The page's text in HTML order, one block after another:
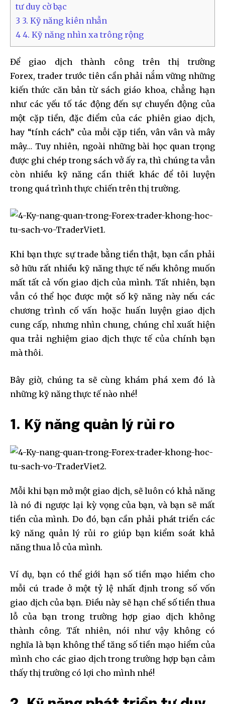
tư duy cờ bạc
3 3. Kỹ năng kiên nhẫn
4 4. Kỹ năng nhìn xa trông rộng
Để giao dịch thành công trên thị trường
Forex, trader trước tiên cần phải nắm vững những
kiến thức căn bản từ sách giáo khoa, chẳng hạn
như các yếu tố tác động đến sự chuyển động của
một cặp tiền, đặc điểm của các phiên giao dịch,
hay “tính cách” của mỗi cặp tiền, vân vân và mây
mây… Tuy nhiên, ngoài những bài học quan trọng
được ghi chép trong sách vở ấy ra, thì chúng ta vẫn
còn nhiều kỹ năng cần thiết khác để tôi luyện
trong quá trình thực chiến trên thị trường.
Khi bạn thực sự trade bằng tiền thật, bạn cần phải
sở hữu rất nhiều kỹ năng thực tế nếu không muốn
mất tất cả vốn giao dịch của mình. Tất nhiên, bạn
vẫn có thể học được một số kỹ năng này nếu các
chương trình cố vấn hoặc huấn luyện giao dịch
cung cấp, nhưng nhìn chung, chúng chỉ xuất hiện
qua trải nghiệm giao dịch thực tế của chính bạn
mà thôi.
Bây giờ, chúng ta sẽ cùng khám phá xem đó là
những kỹ năng thực tế nào nhé!
1. Kỹ năng quản lý rủi ro
Mỗi khi bạn mở một giao dịch, sẽ luôn có khả năng
là nó đi ngược lại kỳ vọng của bạn, và bạn sẽ mất
tiền của mình. Do đó, bạn cần phải phát triển các
kỹ năng quản lý rủi ro giúp bạn kiểm soát khả
năng thua lỗ của mình.
Ví dụ, bạn có thể giới hạn số tiền mạo hiểm cho
mỗi cú trade ở một tỷ lệ nhất định trong số vốn
giao dịch của bạn. Điều này sẽ hạn chế số tiền thua
lỗ của bạn trong trường hợp giao dịch không
thành công. Tất nhiên, nói như vậy không có
nghĩa là bạn không thể tăng số tiền mạo hiểm của
mình cho các giao dịch trong trường hợp bạn cảm
thấy thị trường có lợi cho mình nhé!